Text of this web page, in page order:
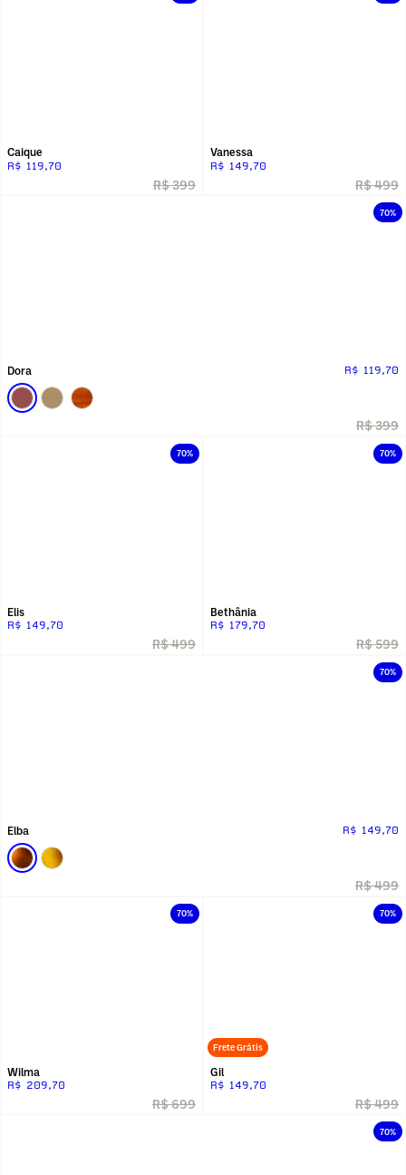
Caique
R$ 119,70
R$ 399
Vanessa
R$ 149,70
R$ 499
70%
Dora R$ 119,70
R$ 399
70%
Elis
R$ 149,70
R$ 499
70%
Elba R$ 149,70
R$ 499
70%
Bethânia
R$ 179,70
R$ 599
70%
Wilma
R$ 209,70
R$ 699
70%
70%
Frete Grátis
Gil
R$ 149,70
R$ 499